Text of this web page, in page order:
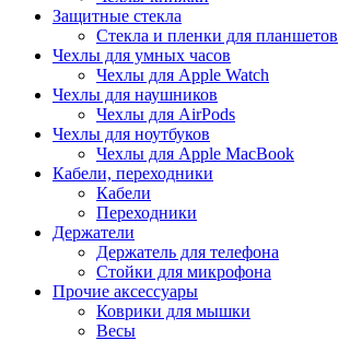
Защитные стекла
Стекла и пленки для планшетов
Чехлы для умных часов
Чехлы для Apple Watch
Чехлы для наушников
Чехлы для AirPods
Чехлы для ноутбуков
Чехлы для Apple MacBook
Кабели, переходники
Кабели
Переходники
Держатели
Держатель для телефона
Стойки для микрофона
Прочие аксессуары
Коврики для мышки
Весы